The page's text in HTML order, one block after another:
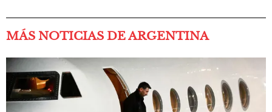
MÁS NOTICIAS DE ARGENTINA